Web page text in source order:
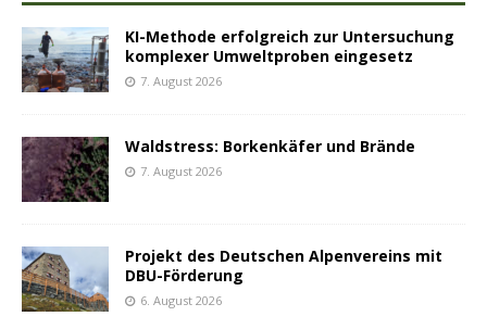
KI-Methode erfolgreich zur Untersuchung
komplexer Umweltproben eingesetz
7. August 2026
Waldstress: Borkenkäfer und Brände
7. August 2026
Projekt des Deutschen Alpenvereins mit
DBU-Förderung
6. August 2026